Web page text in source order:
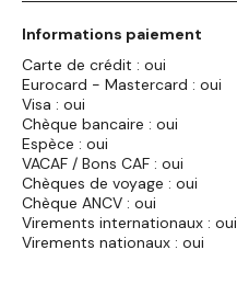
Informations paiement
Carte de crédit : oui
Eurocard - Mastercard : oui
Visa : oui
Chèque bancaire : oui
Espèce : oui
VACAF / Bons CAF : oui
Chèques de voyage : oui
Chèque ANCV : oui
Virements internationaux : oui
Virements nationaux : oui